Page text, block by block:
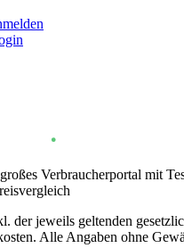
Verbraucherportal mit
der jeweils geltenden
Alle Angaben ohne